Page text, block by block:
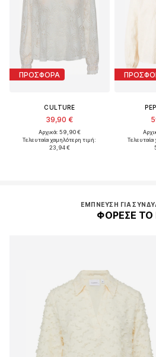
ΠΡΟΣΦΟΡΑ
CULTURE
39,90 €
Αρχικά: 59,90 €
Τελευταία χαμηλότερη τιμή:
23,94 €
Τελευταία
ΈΜΠΝΕΥΣΗ ΓΙΑ
ΦΟΡΕΣΕ ΤΟ